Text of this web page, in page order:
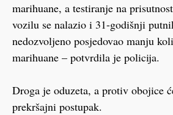
marihuane, a testiranje na
vozilu se nalazio i 31-godišnji
nedozvoljeno posjedovao manju
marihuane – potvrdila je policija.
Droga je oduzeta, a protiv obojice
prekršajni postupak.